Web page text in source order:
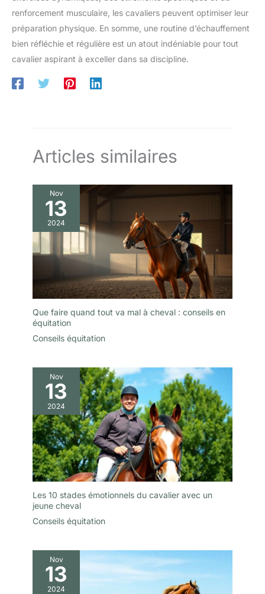
renforcement musculaire, les cavaliers peuvent optimiser leur
préparation physique. En somme, une routine d’échauffement
bien réfléchie et régulière est un atout indéniable pour tout
cavalier aspirant à exceller dans sa discipline.
Articles similaires
Nov
13
2024
Que faire quand tout va mal à cheval : conseils en
équitation
Conseils équitation
Nov
13
2024
Les 10 stades émotionnels du cavalier avec un
jeune cheval
Conseils équitation
Nov
13
2024